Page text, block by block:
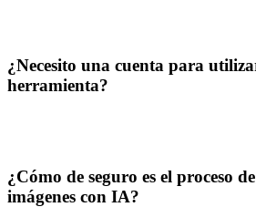
¿Necesito una cuenta para
herramienta?
¿Cómo de seguro es el proceso
imágenes con IA?